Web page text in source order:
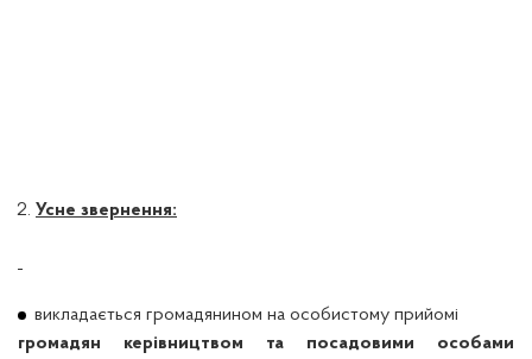
Усне звернення:
викладається громадянином на особистому прийомі
громадян керівництвом та посадовими особами